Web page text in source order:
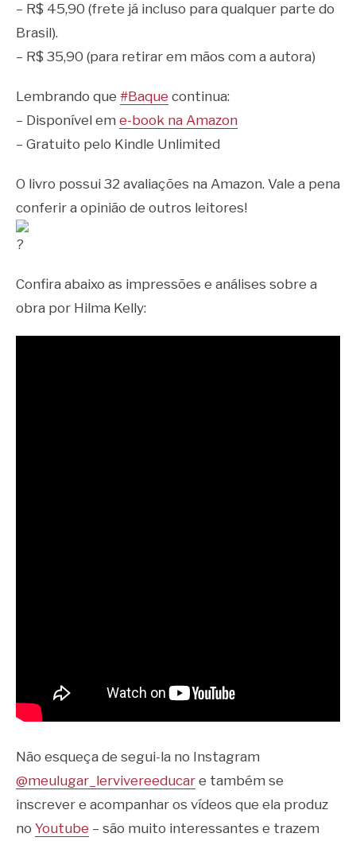
– R$ 45,90 (frete já incluso para qualquer parte do
Brasil).
– R$ 35,90 (para retirar em mãos com a autora)
Lembrando que #Baque continua:
– Disponível em e-book na Amazon
– Gratuito pelo Kindle Unlimited
O livro possui 32 avaliações na Amazon. Vale a pena
conferir a opinião de outros leitores!
Confira abaixo as impressões e análises sobre a
obra por Hilma Kelly:
Não esqueça de segui-la no Instagram
@meulugar_lervivereeducar e também se
inscrever e acompanhar os vídeos que ela produz
no Youtube – são muito interessantes e trazem